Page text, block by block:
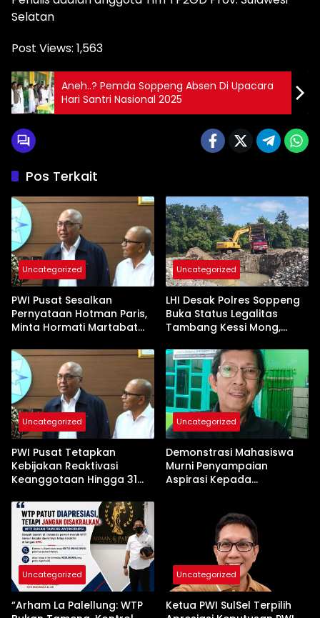
Selatan
Post Views: 1,563
Aneh..? Pemda Soppeng Absen Di Upacara
Hari Santri Nasional 2025
Pos Terkait
Uncategorized
PWI Pusat Sesalkan
Pernyataan Hotman Paris,
Minta Hormati Martabat
Kemerdekaan Pers
Uncategorized
LHI Desak Polres Soppeng
Buka Status Legalitas
Tambang Kessi Mong,
Uncategorized
PWI Pusat Tetapkan
Kebijakan Reaktivasi
Keanggotaan Hingga 31
Uncategorized
Demonstrasi Mahasiswa
Murni Penyampaian
Aspirasi Kepada
Uncategorized
“Arham La Palellung: WTP
Uncategorized
Ketua PWI SulSel Terpilih